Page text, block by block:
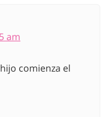
am
comienza el